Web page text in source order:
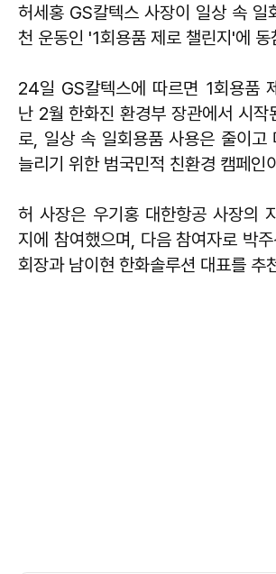
허세홍 GS칼텍스 사장이 일상 속 일
천 운동인 '1회용품 제로 챌린지'에 동
24일 GS칼텍스에 따르면 1회용품
난 2월 한화진 환경부 장관에서 시작
로, 일상 속 일회용품 사용은 줄이고
늘리기 위한 범국민적 친환경 캠페인
허 사장은 우기홍 대한항공 사장의
지에 참여했으며, 다음 참여자로 박
회장과 남이현 한화솔루션 대표를 추